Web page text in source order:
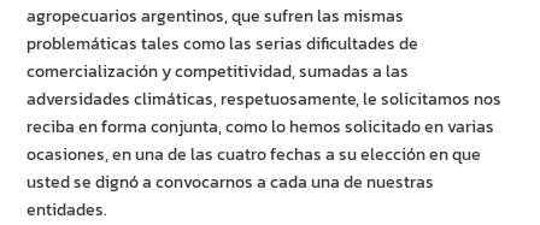
agropecuarios argentinos, que sufren las mismas
problemáticas tales como las serias dificultades de
comercialización y competitividad, sumadas a las
adversidades climáticas, respetuosamente, le solicitamos nos
reciba en forma conjunta, como lo hemos solicitado en varias
ocasiones, en una de las cuatro fechas a su elección en que
usted se dignó a convocarnos a cada una de nuestras
entidades.